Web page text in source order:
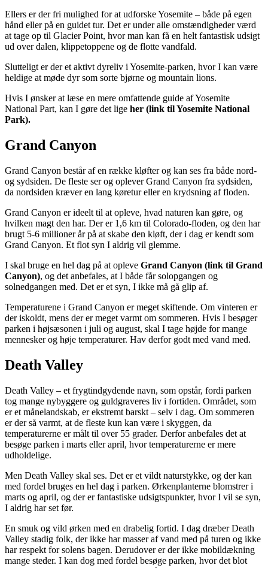
Ellers er der fri mulighed for at udforske Yosemite – både på egen
hånd eller på en guidet tur. Det er under alle omstændigheder værd
at tage op til Glacier Point, hvor man kan få en helt fantastisk udsigt
ud over dalen, klippetoppene og de flotte vandfald.
Slutteligt er der et aktivt dyreliv i Yosemite-parken, hvor I kan være
heldige at møde dyr som sorte bjørne og mountain lions.
Hvis I ønsker at læse en mere omfattende guide af Yosemite
National Part, kan I gøre det lige her (link til Yosemite National
Park).
Grand Canyon
Grand Canyon består af en række kløfter og kan ses fra både nord-
og sydsiden. De fleste ser og oplever Grand Canyon fra sydsiden,
da nordsiden kræver en lang køretur eller en krydsning af floden.
Grand Canyon er ideelt til at opleve, hvad naturen kan gøre, og
hvilken magt den har. Der er 1,6 km til Colorado-floden, og den har
brugt 5-6 millioner år på at skabe den kløft, der i dag er kendt som
Grand Canyon. Et flot syn I aldrig vil glemme.
I skal bruge en hel dag på at opleve Grand Canyon (link til Grand
Canyon), og det anbefales, at I både får solopgangen og
solnedgangen med. Det er et syn, I ikke må gå glip af.
Temperaturene i Grand Canyon er meget skiftende. Om vinteren er
der iskoldt, mens der er meget varmt om sommeren. Hvis I besøger
parken i højsæsonen i juli og august, skal I tage højde for mange
mennesker og høje temperaturer. Hav derfor godt med vand med.
Death Valley
Death Valley – et frygtindgydende navn, som opstår, fordi parken
tog mange nybyggere og guldgraveres liv i fortiden. Området, som
er et månelandskab, er ekstremt barskt – selv i dag. Om sommeren
er der så varmt, at de fleste kun kan være i skyggen, da
temperaturerne er målt til over 55 grader. Derfor anbefales det at
besøge parken i marts eller april, hvor temperaturerne er mere
udholdelige.
Men Death Valley skal ses. Det er et vildt naturstykke, og der kan
med fordel bruges en hel dag i parken. Ørkenplanterne blomstrer i
marts og april, og der er fantastiske udsigtspunkter, hvor I vil se syn,
I aldrig har set før.
En smuk og vild ørken med en drabelig fortid. I dag dræber Death
Valley stadig folk, der ikke har masser af vand med på turen og ikke
har respekt for solens bagen. Derudover er der ikke mobildækning
mange steder. I kan dog med fordel besøge parken, hvor det blot